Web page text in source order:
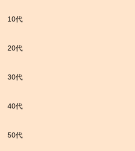
10代
20代
30代
40代
50代